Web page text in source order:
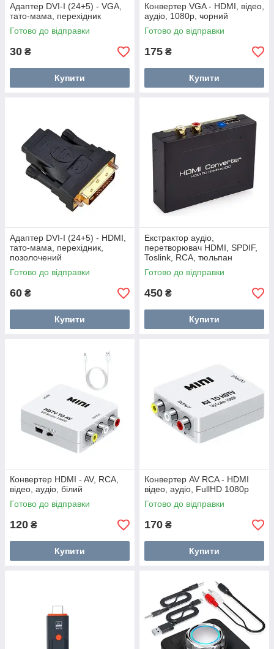
Адаптер DVI-I (24+5) - VGA,
тато-мама, перехідник
Готово до відправки
30 ₴
Купити
Конвертер VGA - HDMI, відео,
аудіо, 1080p, чорний
Готово до відправки
175 ₴
Купити
Адаптер DVI-I (24+5) - HDMI,
тато-мама, перехідник,
позолочений
Готово до відправки
60 ₴
Купити
Екстрактор аудіо,
перетворювач HDMI, SPDIF,
Toslink, RCA, тюльпан
Готово до відправки
450 ₴
Купити
Конвертер HDMI - AV, RCA,
відео, аудіо, білий
Готово до відправки
120 ₴
Купити
Конвертер AV RCA - HDMI
відео, аудіо, FullHD 1080p
Готово до відправки
170 ₴
Купити